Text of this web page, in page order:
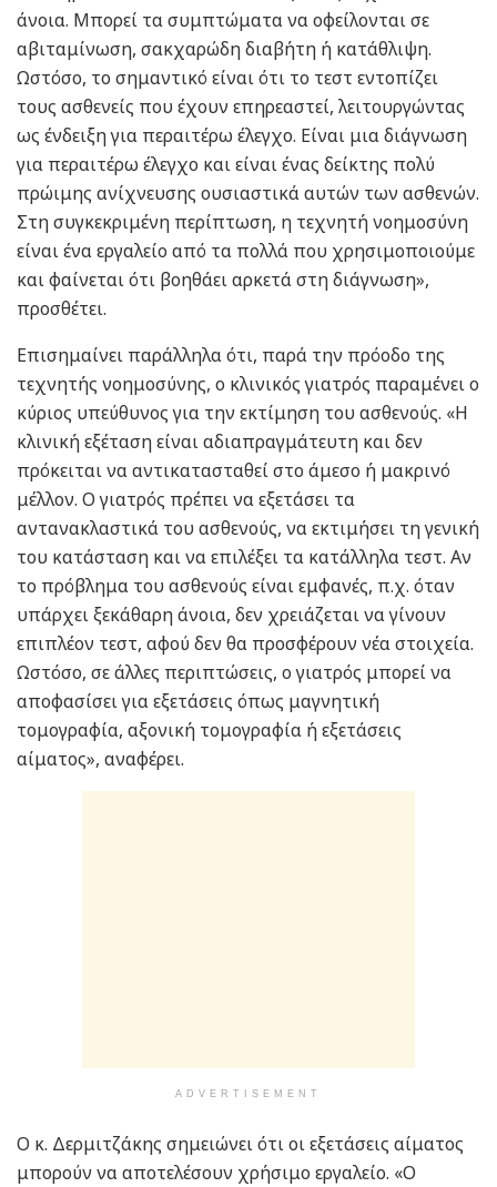
άνοια. Μπορεί τα συμπτώματα να οφείλονται σε
αβιταμίνωση, σακχαρώδη διαβήτη ή κατάθλιψη.
Ωστόσο, το σημαντικό είναι ότι το τεστ εντοπίζει
τους ασθενείς που έχουν επηρεαστεί, λειτουργώντας
ως ένδειξη για περαιτέρω έλεγχο. Είναι μια διάγνωση
για περαιτέρω έλεγχο και είναι ένας δείκτης πολύ
πρώιμης ανίχνευσης ουσιαστικά αυτών των ασθενών.
Στη συγκεκριμένη περίπτωση, η τεχνητή νοημοσύνη
είναι ένα εργαλείο από τα πολλά που χρησιμοποιούμε
και φαίνεται ότι βοηθάει αρκετά στη διάγνωση»,
προσθέτει.
Επισημαίνει παράλληλα ότι, παρά την πρόοδο της
τεχνητής νοημοσύνης, ο κλινικός γιατρός παραμένει ο
κύριος υπεύθυνος για την εκτίμηση του ασθενούς. «Η
κλινική εξέταση είναι αδιαπραγμάτευτη και δεν
πρόκειται να αντικατασταθεί στο άμεσο ή μακρινό
μέλλον. Ο γιατρός πρέπει να εξετάσει τα
αντανακλαστικά του ασθενούς, να εκτιμήσει τη γενική
του κατάσταση και να επιλέξει τα κατάλληλα τεστ. Αν
το πρόβλημα του ασθενούς είναι εμφανές, π.χ. όταν
υπάρχει ξεκάθαρη άνοια, δεν χρειάζεται να γίνουν
επιπλέον τεστ, αφού δεν θα προσφέρουν νέα στοιχεία.
Ωστόσο, σε άλλες περιπτώσεις, ο γιατρός μπορεί να
αποφασίσει για εξετάσεις όπως μαγνητική
τομογραφία, αξονική τομογραφία ή εξετάσεις
αίματος», αναφέρει.
ADVERTISEMENT
Ο κ. Δερμιτζάκης σημειώνει ότι οι εξετάσεις αίματος
μπορούν να αποτελέσουν χρήσιμο εργαλείο. «Ο